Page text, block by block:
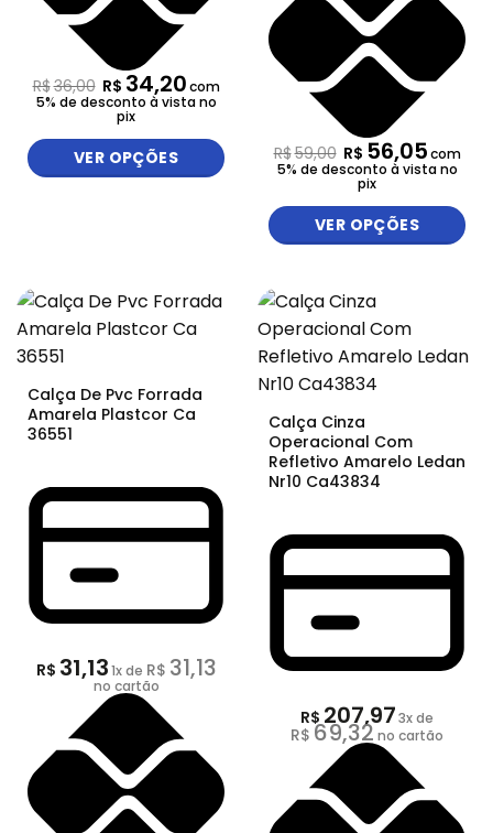
R$36,00 R$ 34,20com
5% de desconto à vista no
pix
VER OPÇÕES R$59,00 R$ 56,05com
5% de desconto à vista no
pix
VER OPÇÕES
Calça De Pvc Forrada
Amarela Plastcor Ca
36551
R$ 31,131x de R$ 31,13
no cartão
Calça Cinza
Operacional Com
Refletivo Amarelo Ledan
Nr10 Ca43834
R$ 207,973x de
R$ 69,32no cartão